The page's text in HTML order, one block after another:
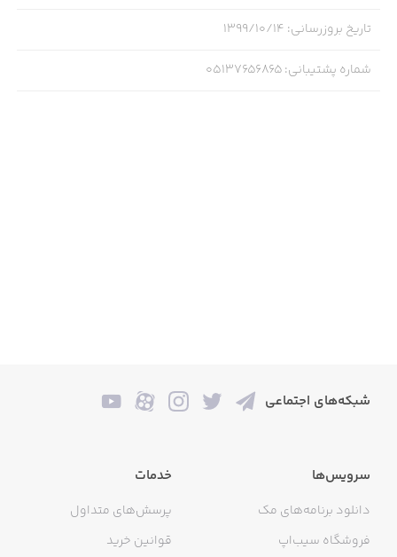
تاریخ بروزرسانی: ۱۳۹۹/۱۰/۱۴
شماره پشتیبانی:
05137656865
شبکه‌های اجتماعی
سرویس‌ها
دانلود برنامه‌های مک
فروشگاه سیب‌اپ
خدمات
پرسش‌های متداول
قوانین خرید